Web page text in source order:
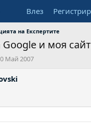
Влез
на Експертите
Google и моя сайт
Май 2007